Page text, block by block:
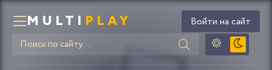
MULTI PLAY Войти на сайт